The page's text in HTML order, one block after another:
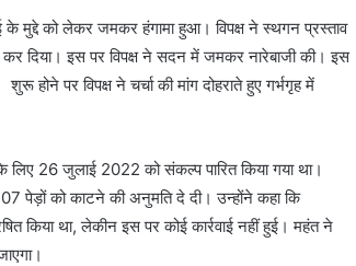
मुद्दे को लेकर जमकर हंगामा हुआ। विपक्ष ने स्थगन प्रस्ताव
कर दिया। इस पर विपक्ष ने सदन में जमकर नारेबाजी की। इस
होने पर विपक्ष ने चर्चा की मांग दोहराते हुए गर्भगृह में
लिए 26 जुलाई 2022 को संकल्प पारित किया गया था।
पेड़ों को काटने की अनुमति दे दी। उन्होंने कहा कि
किया था, लेकीन इस पर कोई कार्रवाई नहीं हुई। महंत ने